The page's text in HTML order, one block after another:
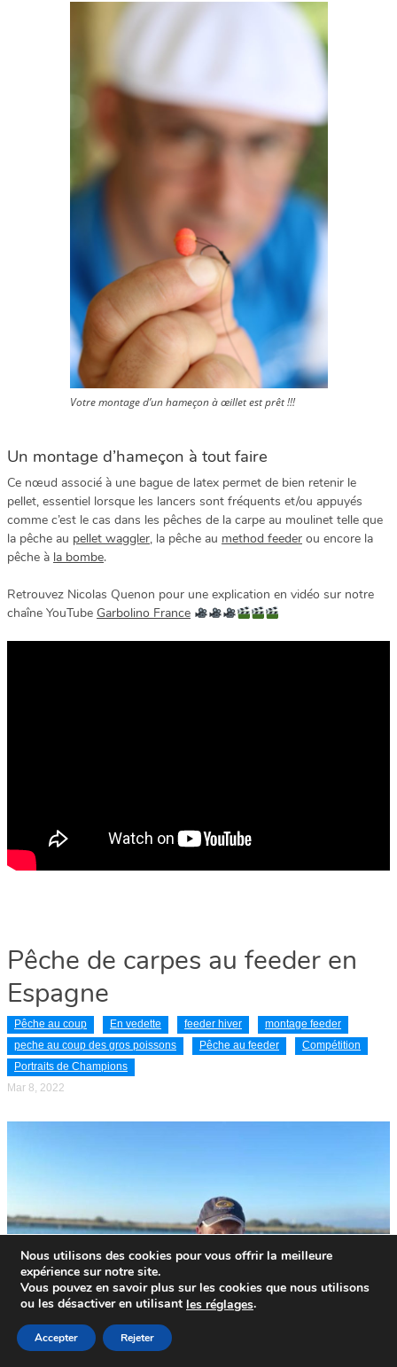
Votre montage d’un hameçon à œillet est prêt !!!
Un montage d’hameçon à tout faire
Ce nœud associé à une bague de latex permet de bien retenir le
pellet, essentiel lorsque les lancers sont fréquents et/ou appuyés
comme c’est le cas dans les pêches de la carpe au moulinet telle que
la pêche au pellet waggler, la pêche au method feeder ou encore la
pêche à la bombe.
Retrouvez Nicolas Quenon pour une explication en vidéo sur notre
chaîne YouTube Garbolino France
Pêche de carpes au feeder en
Espagne
Pêche au coup En vedette feeder hiver
montage feeder
peche au coup des gros poissons
Pêche au feeder
Compétition
Portraits de Champions
Mar 8, 2022
Nous utilisons des cookies pour vous offrir la meilleure
expérience sur notre site.
Vous pouvez en savoir plus sur les cookies que nous utilisons
ou les désactiver en utilisant les réglages.
Accepter Rejeter